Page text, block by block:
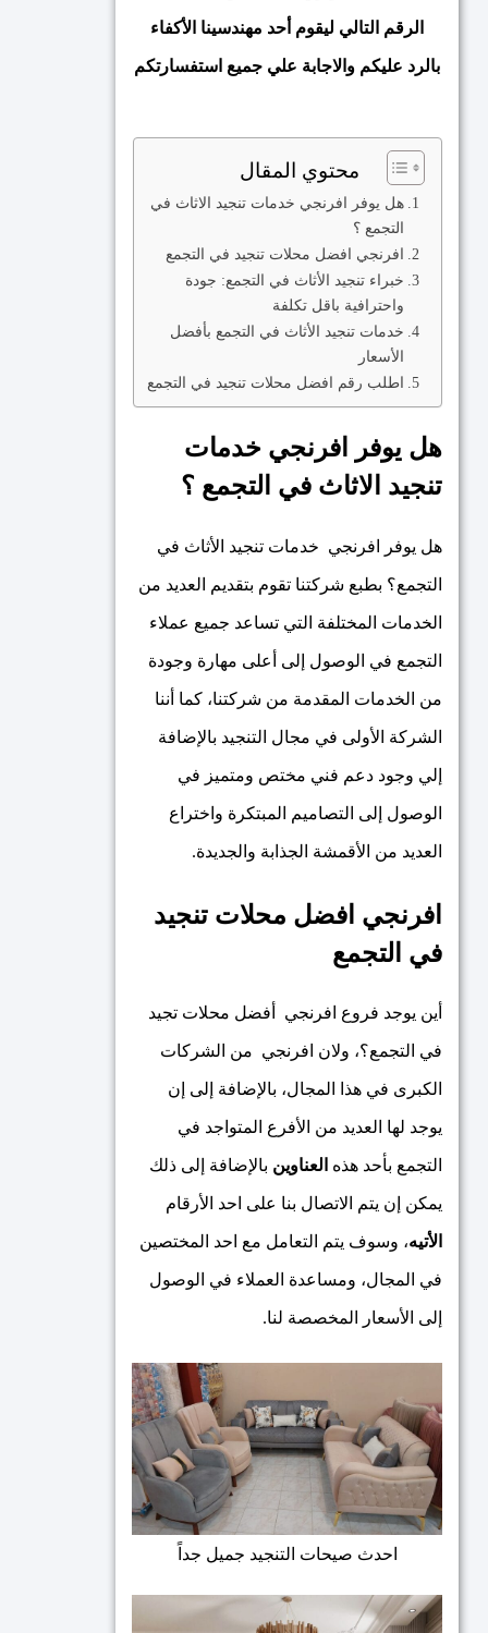
الرقم التالي ليقوم أحد مهندسينا الأكفاء
بالرد عليكم والاجابة علي جميع استفسارتكم
محتوي المقال
هل يوفر افرنجي خدمات تنجيد الاثاث في
التجمع ؟
افرنجي افضل محلات تنجيد في التجمع
خبراء تنجيد الأثاث في التجمع: جودة
واحترافية باقل تكلفة
خدمات تنجيد الأثاث في التجمع بأفضل
الأسعار
اطلب رقم افضل محلات تنجيد في التجمع
هل يوفر افرنجي خدمات
تنجيد الاثاث في التجمع ؟
هل يوفر افرنجي خدمات تنجيد الأثاث في
التجمع؟ بطبع شركتنا تقوم بتقديم العديد من
الخدمات المختلفة التي تساعد جميع عملاء
التجمع في الوصول إلى أعلى مهارة وجودة
من الخدمات المقدمة من شركتنا، كما أننا
الشركة الأولى في مجال التنجيد بالإضافة
إلي وجود دعم فني مختص ومتميز في
الوصول إلى التصاميم المبتكرة واختراع
العديد من الأقمشة الجذابة والجديدة.
افرنجي افضل محلات تنجيد
في التجمع
أين يوجد فروع افرنجي أفضل محلات تجيد
في التجمع؟، ولان افرنجي من الشركات
الكبرى في هذا المجال، بالإضافة إلى إن
يوجد لها العديد من الأفرع المتواجد في
التجمع بأحد هذه العناوين بالإضافة إلى ذلك
يمكن إن يتم الاتصال بنا على احد الأرقام
الأتيه، وسوف يتم التعامل مع احد المختصين
في المجال، ومساعدة العملاء في الوصول
إلى الأسعار المخصصة لنا.
احدث صيحات التنجيد جميل جداً